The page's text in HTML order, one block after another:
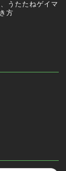
うたたねゲイマ
方